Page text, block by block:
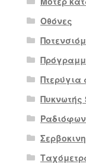
Οθόνες
Πυκνωτής